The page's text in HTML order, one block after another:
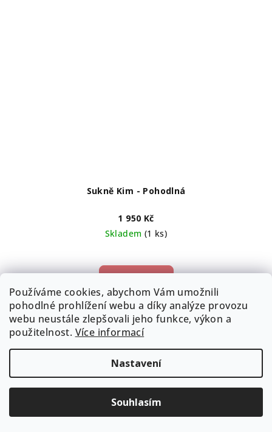
Používáme cookies, abychom Vám umožnili
pohodlné prohlížení webu a díky analýze provozu
webu neustále zlepšovali jeho funkce, výkon a
použitelnost. Více informací
Nastavení
Souhlasím
Sukně Kim - Pohodlná
1 950 Kč
Skladem (1 ks)
Z Zavinovací sukně Kim se přizpůsobí Tvé postavě – ne
naopak. Díky variabilnímu vázání si snadno upravíš pas
podle potřeby. Ať už si dáš přes den „lehké obědové
menu“, nebo to...